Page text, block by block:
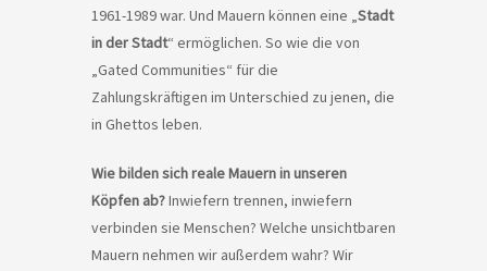
1961-1989 war. Und Mauern können eine „Stadt
in der Stadt“ ermöglichen. So wie die von
„Gated Communities“ für die
Zahlungskräftigen im Unterschied zu jenen, die
in Ghettos leben.
Wie bilden sich reale Mauern in unseren
Köpfen ab?Inwiefern trennen, inwiefern
verbinden sie Menschen? Welche unsichtbaren
Mauern nehmen wir außerdem wahr? Wir